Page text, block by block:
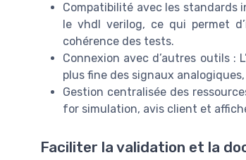
Compatibilité avec les standards
le vhdl verilog, ce qui permet
cohérence des tests.
Connexion avec d’autres outils :
plus fine des signaux
Gestion centralisée des
for simulation, avis client et
Faciliter la validation et la